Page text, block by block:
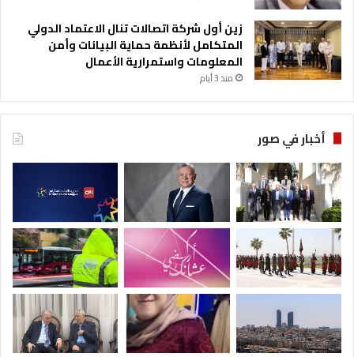
زين أول شركة اتصالات تنال الاعتماد الدولي
المتكامل لأنظمة حماية البيانات وأمن
المعلومات واستمرارية الأعمال
منذ 3 أيام
أخبار في صور